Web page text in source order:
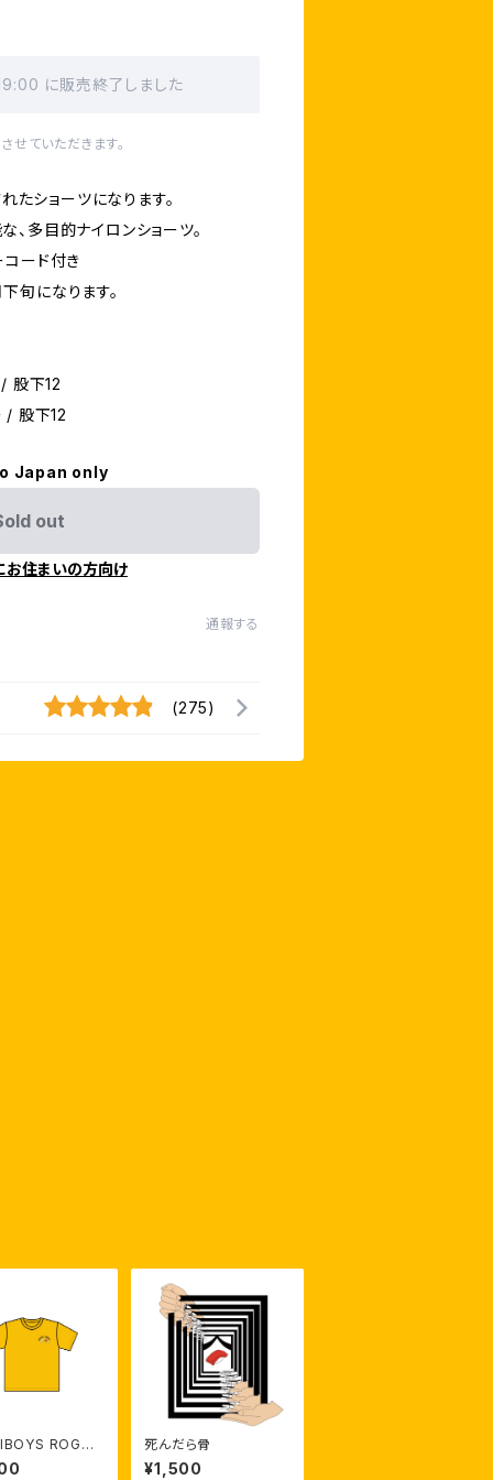
に販売終了しました
せていただきます。
ショーツになります。
多目的ナイロンショーツ。
ード付き
旬になります。
股下12
/ 股下12
Japan only
out
お住まいの方向け
通報する
(275)
ROGO
Yellow）【受
死んだら骨
¥1,500